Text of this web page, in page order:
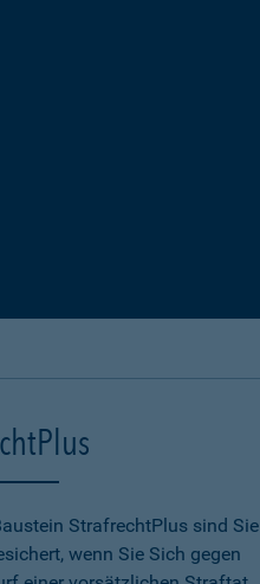
StrafrechtPlus sind Sie
wenn Sie Sich gegen